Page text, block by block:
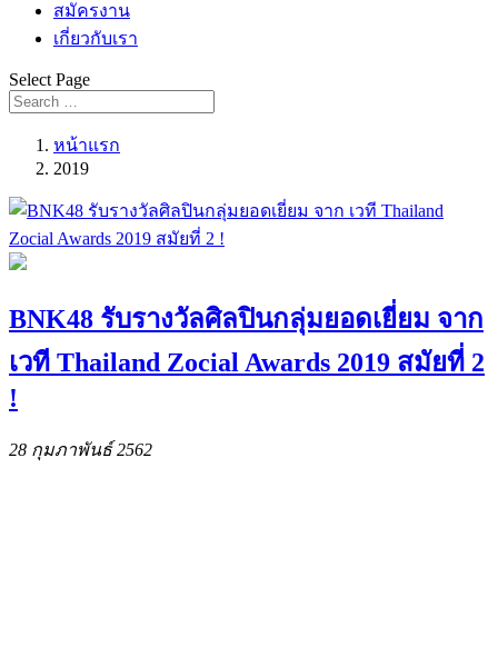
สมัครงาน
เกี่ยวกับเรา
Select Page
หน้าแรก
2019
BNK48 รับรางวัลศิลปินกลุ่มยอดเยี่ยม จาก
เวที Thailand Zocial Awards 2019 สมัยที่ 2
!
28 กุมภาพันธ์ 2562